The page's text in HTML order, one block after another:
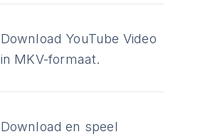
Download YouTube Video
in MKV-formaat.
Download en speel